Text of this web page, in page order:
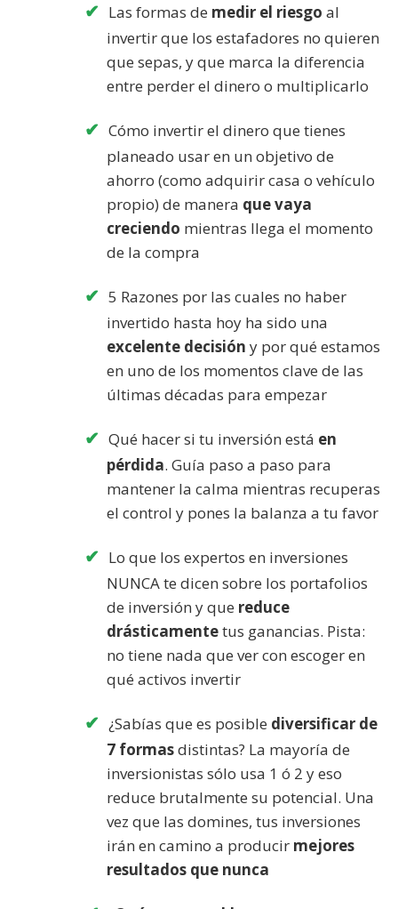
Las formas de medir el riesgo al
invertir que los estafadores no quieren
que sepas, y que marca la diferencia
entre perder el dinero o multiplicarlo
Cómo invertir el dinero que tienes
planeado usar en un objetivo de
ahorro (como adquirir casa o vehículo
propio) de manera que vaya
creciendo mientras llega el momento
de la compra
5 Razones por las cuales no haber
invertido hasta hoy ha sido una
excelente decisión y por qué estamos
en uno de los momentos clave de las
últimas décadas para empezar
Qué hacer si tu inversión está en
pérdida. Guía paso a paso para
mantener la calma mientras recuperas
el control y pones la balanza a tu favor
Lo que los expertos en inversiones
NUNCA te dicen sobre los portafolios
de inversión y que reduce
drásticamentetus ganancias. Pista:
no tiene nada que ver con escoger en
qué activos invertir
¿Sabías que es posible diversificar de
7 formasdistintas? La mayoría de
inversionistas sólo usa 1 ó 2 y eso
reduce brutalmente su potencial. Una
vez que las domines, tus inversiones
irán en camino a producir mejores
resultados que nunca